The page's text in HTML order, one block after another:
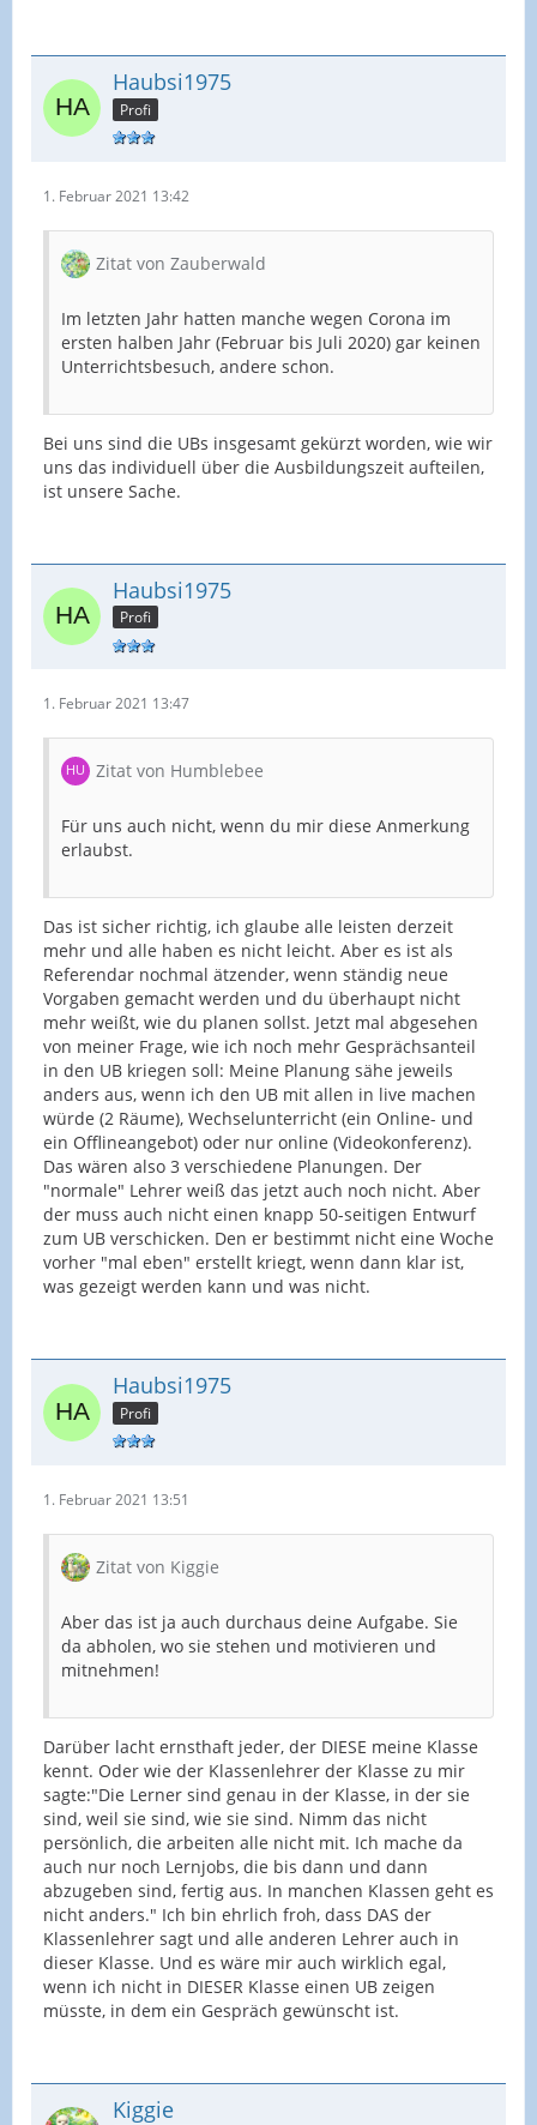
Haubsi1975
Profi
1. Februar 2021 13:42
Zitat von Zauberwald
Im letzten Jahr hatten manche wegen Corona im
ersten halben Jahr (Februar bis Juli 2020) gar keinen
Unterrichtsbesuch, andere schon.
Bei uns sind die UBs insgesamt gekürzt worden, wie wir
uns das individuell über die Ausbildungszeit aufteilen,
ist unsere Sache.
Haubsi1975
Profi
1. Februar 2021 13:47
Zitat von Humblebee
Für uns auch nicht, wenn du mir diese Anmerkung
erlaubst.
Das ist sicher richtig, ich glaube alle leisten derzeit
mehr und alle haben es nicht leicht. Aber es ist als
Referendar nochmal ätzender, wenn ständig neue
Vorgaben gemacht werden und du überhaupt nicht
mehr weißt, wie du planen sollst. Jetzt mal abgesehen
von meiner Frage, wie ich noch mehr Gesprächsanteil
in den UB kriegen soll: Meine Planung sähe jeweils
anders aus, wenn ich den UB mit allen in live machen
würde (2 Räume), Wechselunterricht (ein Online- und
ein Offlineangebot) oder nur online (Videokonferenz).
Das wären also 3 verschiedene Planungen. Der
"normale" Lehrer weiß das jetzt auch noch nicht. Aber
der muss auch nicht einen knapp 50-seitigen Entwurf
zum UB verschicken. Den er bestimmt nicht eine Woche
vorher "mal eben" erstellt kriegt, wenn dann klar ist,
was gezeigt werden kann und was nicht.
Haubsi1975
Profi
1. Februar 2021 13:51
Zitat von Kiggie
Aber das ist ja auch durchaus deine Aufgabe. Sie
da abholen, wo sie stehen und motivieren und
mitnehmen!
Darüber lacht ernsthaft jeder, der DIESE meine Klasse
kennt. Oder wie der Klassenlehrer der Klasse zu mir
sagte:"Die Lerner sind genau in der Klasse, in der sie
sind, weil sie sind, wie sie sind. Nimm das nicht
persönlich, die arbeiten alle nicht mit. Ich mache da
auch nur noch Lernjobs, die bis dann und dann
abzugeben sind, fertig aus. In manchen Klassen geht es
nicht anders." Ich bin ehrlich froh, dass DAS der
Klassenlehrer sagt und alle anderen Lehrer auch in
dieser Klasse. Und es wäre mir auch wirklich egal,
wenn ich nicht in DIESER Klasse einen UB zeigen
müsste, in dem ein Gespräch gewünscht ist.
Kiggie